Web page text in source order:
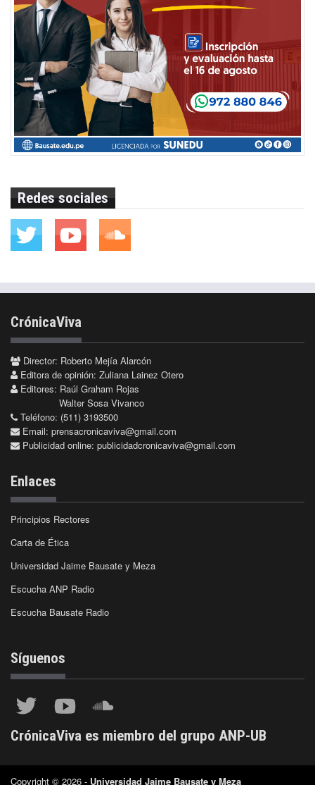
Redes sociales
CrónicaViva
Director: Roberto Mejía Alarcón
Editora de opinión: Zuliana Lainez Otero
Editores: Raúl Graham Rojas
Walter Sosa Vivanco
Teléfono: (511) 3193500
Email: prensacronicaviva@gmail.com
Publicidad online: publicidadcronicaviva@gmail.com
Enlaces
Principios Rectores
Carta de Ética
Universidad Jaime Bausate y Meza
Escucha ANP Radio
Escucha Bausate Radio
Síguenos
CrónicaViva es miembro del grupo ANP-UB
Copyright © 2026 - Universidad Jaime Bausate y Meza